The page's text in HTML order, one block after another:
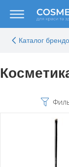
Каталог